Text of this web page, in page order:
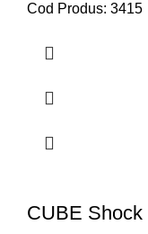
Cod Produs: 3415
CUBE Shock